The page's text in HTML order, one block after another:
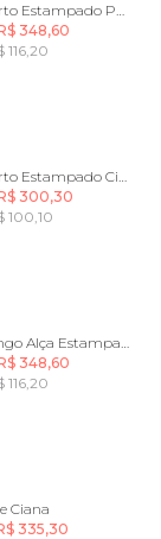
Vestido Curto Estampado Posto 6
348,60
116,20
Vestido Curto Estampado Ciana
300,30
100,10
Vestido Longo Alça Estampado Ciana
348,60
116,20
Ciana
335,30